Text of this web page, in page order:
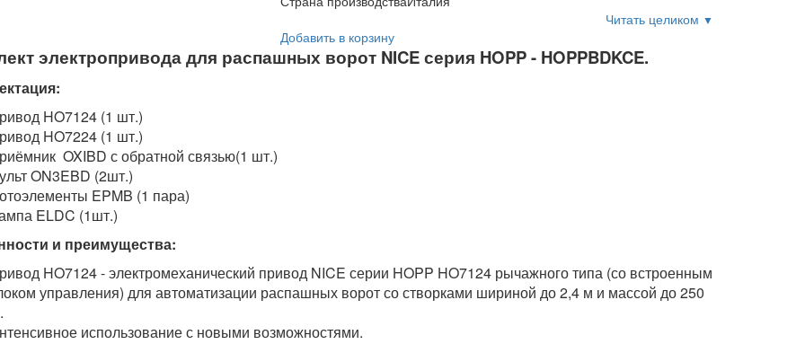
Читать целиком ▼
Добавить в корзину
электропривода для распашных ворот NICE серия HOPP - HOPPBDKCE.
HO7124 (1 шт.)
HO7224 (1 шт.)
OXIBD с обратной связью(1 шт.)
ON3EBD (2шт.)
EPMB (1 пара)
ELDC (1шт.)
и преимущества:
HO7124 - электромеханический привод NICE серии HOPP HO7124 рычажного типа (со встроенным
управления) для автоматизации распашных ворот со створками шириной до 2,4 м и массой до 250
использование с новыми возможностями.